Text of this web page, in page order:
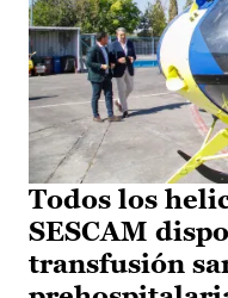
Todos los
SESCAM
transfusión